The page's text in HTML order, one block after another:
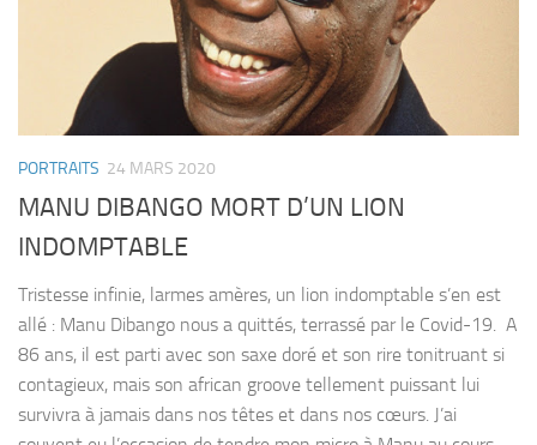
PORTRAITS 24 MARS 2020
MANU DIBANGO MORT D’UN LION
INDOMPTABLE
Tristesse infinie, larmes amères, un lion indomptable s’en est
allé : Manu Dibango nous a quittés, terrassé par le Covid-19. A
86 ans, il est parti avec son saxe doré et son rire tonitruant si
contagieux, mais son african groove tellement puissant lui
survivra à jamais dans nos têtes et dans nos cœurs. J’ai